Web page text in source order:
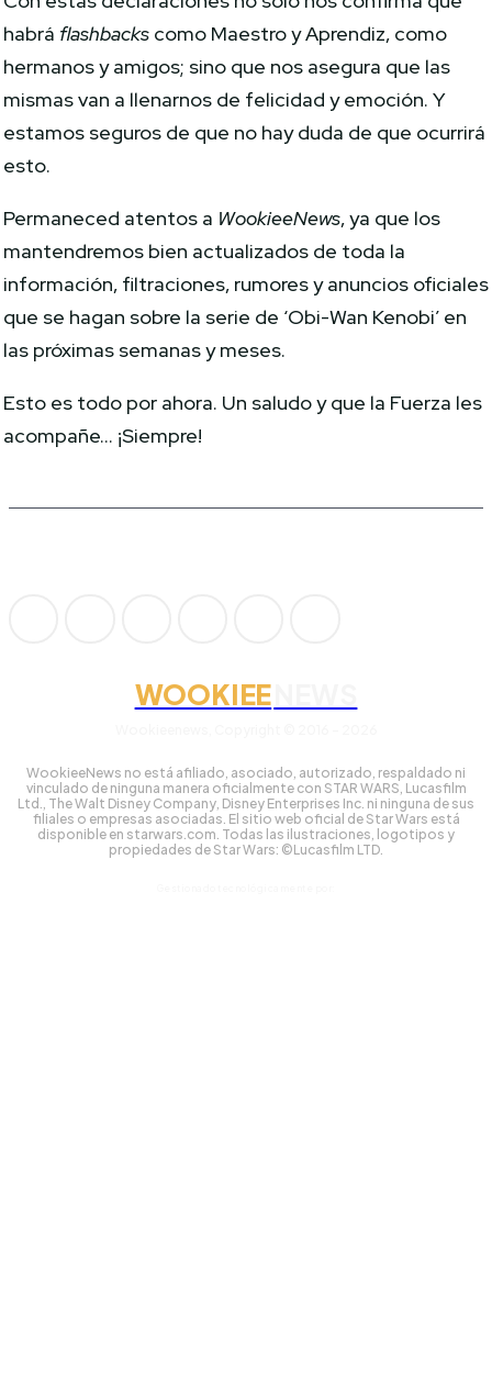
habrá flashbacks como Maestro y Aprendiz, como
hermanos y amigos; sino que nos asegura que las
mismas van a llenarnos de felicidad y emoción. Y
estamos seguros de que no hay duda de que ocurrirá
esto.
Permaneced atentos a WookieeNews, ya que los
mantendremos bien actualizados de toda la
información, filtraciones, rumores y anuncios oficiales
que se hagan sobre la serie de ‘Obi-Wan Kenobi’ en
las próximas semanas y meses.
Esto es todo por ahora. Un saludo y que la Fuerza les
acompañe… ¡Siempre!
WOOKIEE
WookieeNews no está afiliado, asociado, autorizado, respaldado ni
vinculado de ninguna manera oficialmente con STAR WARS, Lucasfilm
Ltd., The Walt Disney Company, Disney Enterprises Inc. ni ninguna de sus
filiales o empresas asociadas. El sitio web oficial de Star Wars está
disponible en starwars.com. Todas las ilustraciones, logotipos y
propiedades de Star Wars: ©Lucasfilm LTD.